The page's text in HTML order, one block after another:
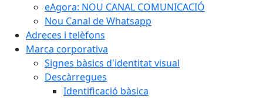
eAgora: NOU CANAL COMUNICACIÓ
Nou Canal de Whatsapp
Adreces i telèfons
Marca corporativa
Signes bàsics d'identitat visual
Descàrregues
Identificació bàsica